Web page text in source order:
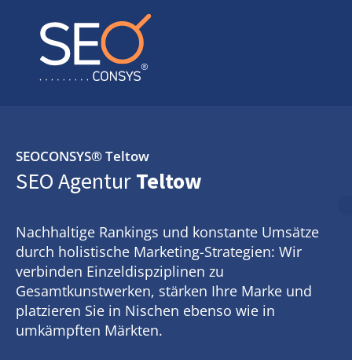
SEOCONSYS®Teltow
SEO AgenturTeltow
Nachhaltige Rankings und konstante Umsätze
durch holistische Marketing-Strategien: Wir
verbinden Einzeldispziplinen zu
Gesamtkunstwerken, stärken Ihre Marke und
platzieren Sie in Nischen ebenso wie in
umkämpften Märkten.